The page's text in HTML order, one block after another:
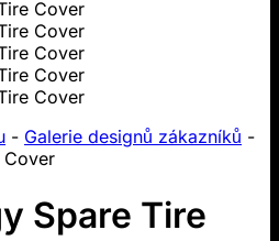
- Galerie designů zákazníků -
Cover
Spare Tire